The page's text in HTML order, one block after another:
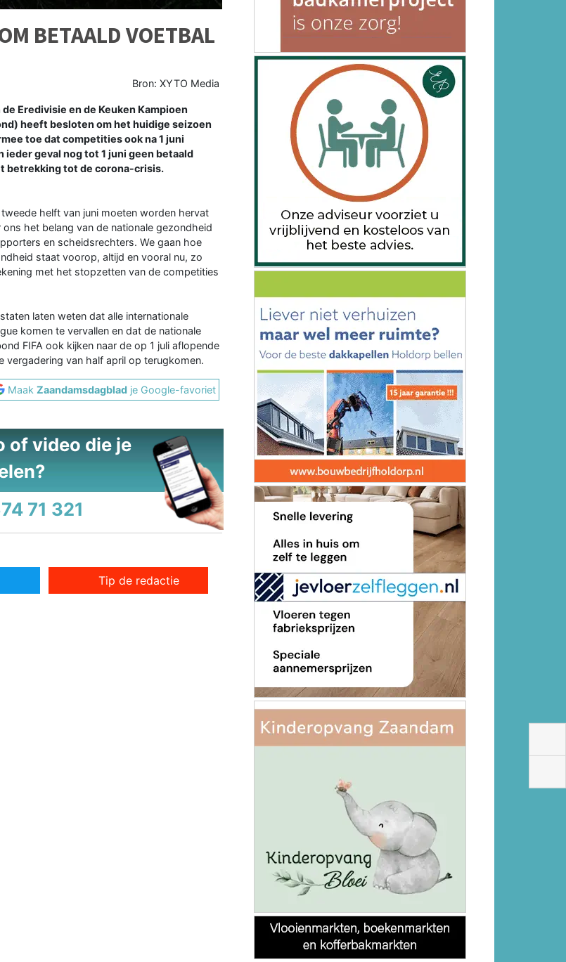
BETAALD VOETBAL
Bron: XYTO Media
Eredivisie en de Keuken Kampioen
heeft besloten om het huidige seizoen
toe dat competities ook na 1 juni
geval nog tot 1 juni geen betaald
betrekking tot de corona-crisis.
helft van juni moeten worden hervat
het belang van de nationale gezondheid
en scheidsrechters. We gaan hoe
staat voorop, altijd en vooral nu, zo
met het stopzetten van de competities
laten weten dat alle internationale
komen te vervallen en dat de nationale
FIFA ook kijken naar de op 1 juli aflopende
vergadering van half april op terugkomen.
MaakZaandamsdagblad je Google-favoriet
of video die je
71 321
Tip de redactie